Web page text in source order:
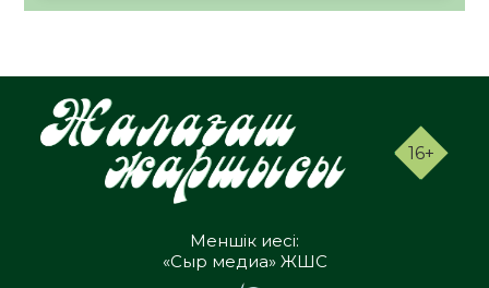
16+
Меншік иесі:
«Сыр медиа» ЖШС